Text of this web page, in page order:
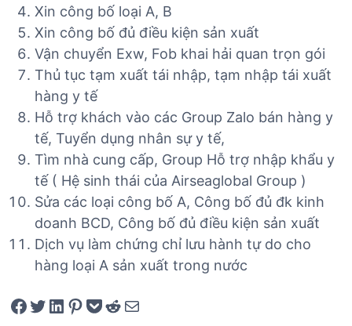
Xin công bố loại A, B
Xin công bố đủ điều kiện sản xuất
Vận chuyển Exw, Fob khai hải quan trọn gói
Thủ tục tạm xuất tái nhập, tạm nhập tái xuất
hàng y tế
Hỗ trợ khách vào các Group Zalo bán hàng y
tế, Tuyển dụng nhân sự y tế,
Tìm nhà cung cấp, Group Hỗ trợ nhập khẩu y
tế ( Hệ sinh thái của Airseaglobal Group )
Sửa các loại công bố A, Công bố đủ đk kinh
doanh BCD, Công bố đủ điều kiện sản xuất
Dịch vụ làm chứng chỉ lưu hành tự do cho
hàng loại A sản xuất trong nước
Share on Facebook Tweet on Twitter Share on LinkedIn Pin on Pinterest Save to pocket Share on Reddit Share via Email